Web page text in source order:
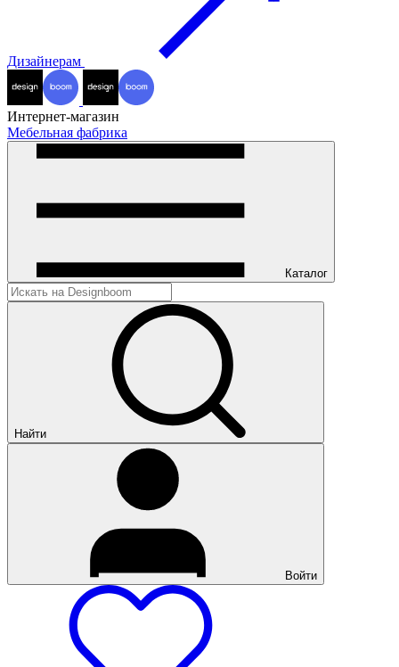
Дизайнерам
Интернет-магазин
Мебельная фабрика
Каталог
Найти
Войти